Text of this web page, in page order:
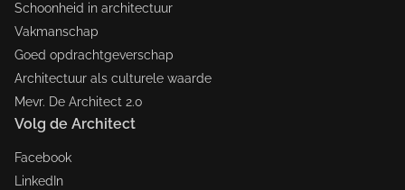
Schoonheid in architectuur
Vakmanschap
Goed opdrachtgeverschap
Architectuur als culturele waarde
Mevr. De Architect 2.0
Volg de Architect
Facebook
LinkedIn